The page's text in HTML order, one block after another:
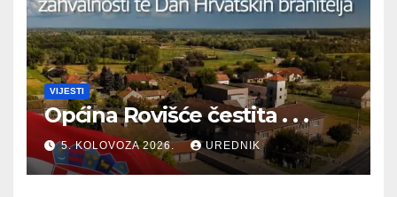
VIJESTI
Općina Rovišće čestita . . .
5. KOLOVOZA 2026. UREDNIK